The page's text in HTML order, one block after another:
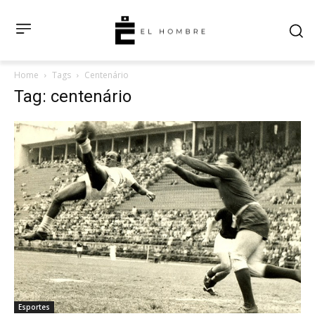
Home Tags Centenário
Tag: centenário
Esportes